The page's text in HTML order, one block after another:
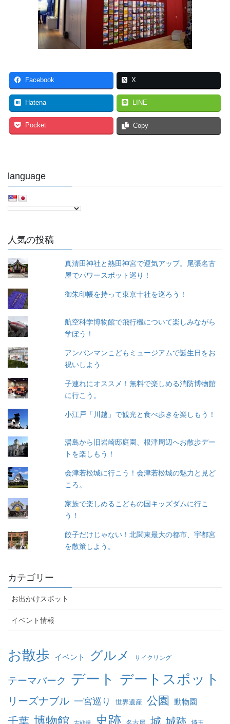
Facebook X
Hatena LINE
Pocket Copy
language
人気の投稿
真清田神社と熱田神宮で運気アップ。尾張名古
屋でパワースポット巡り！
御朱印帳を持って東京十社を巡ろう！
航空科学博物館で飛行機について楽しみながら
学ぼう！
アンパンマンこどもミュージアムで誕生日をお
祝いしよう
子連れにオススメ！無料で楽しめる消防博物館
に行こう。
小江戸「川越」で観光と食べ歩きを楽しもう！
湯島から旧岩崎邸庭園、根津周辺へお散歩デー
トを楽しもう！
会津若松城に行こう！会津若松城の魅力と見ど
ころ。
家族で楽しめるこどもの国キッズダムに行こ
う！
餃子だけじゃない！北関東最大の都市、宇都宮
を散策しよう。
カテゴリー
お出かけスポット
イベント情報
お散歩 イベント グルメ サイクリング
テーマパーク デート デートスポット
リーズナブル 一宮巡り 世界遺産 公園 動物園
千葉 博物館 史跡 城 城跡